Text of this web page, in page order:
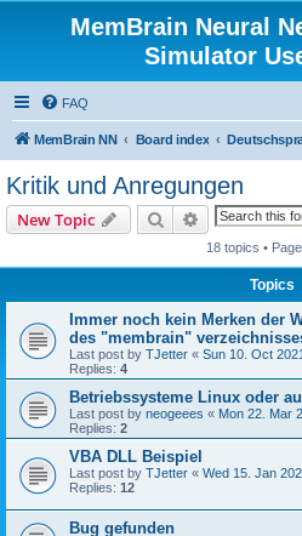
MemBrain Neural
Simulator
FAQ
MemBrain NN Board index
Kritik und Anregungen
New Topic Search Advanced
18 topics • Page
Topics
Immer noch kein Merken der
des "membrain"
Last post by TJetter « Sun 10. Oct
Replies: 4
Betriebssysteme Linux oder
Last post by neogeees « Mon 22. Mar
Replies: 2
VBA DLL Beispiel
Last post by TJetter « Wed 15. Jan
Replies: 12
Bug gefunden